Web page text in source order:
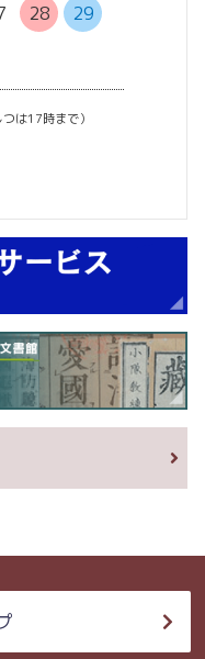
28
29
は17時まで）